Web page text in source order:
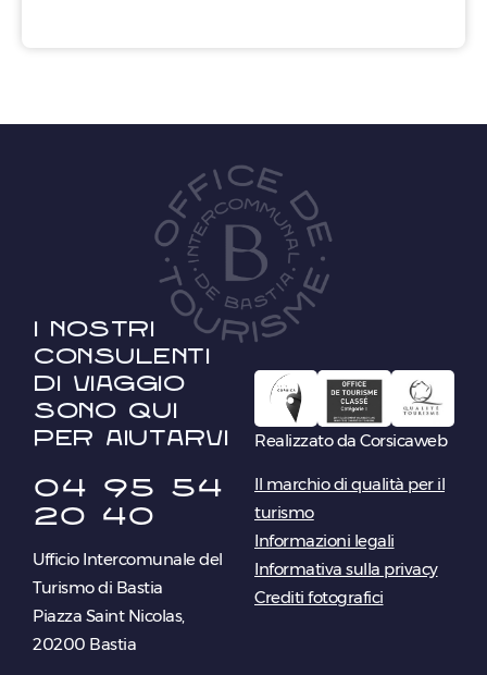
I nostri
consulenti
di viaggio
sono qui
per aiutarvi
04 95 54
20 40
Ufficio Intercomunale del
Turismo di Bastia
Piazza Saint Nicolas,
20200 Bastia
Realizzato da Corsicaweb
Il marchio di qualità per il
turismo
Informazioni legali
Informativa sulla privacy
Crediti fotografici